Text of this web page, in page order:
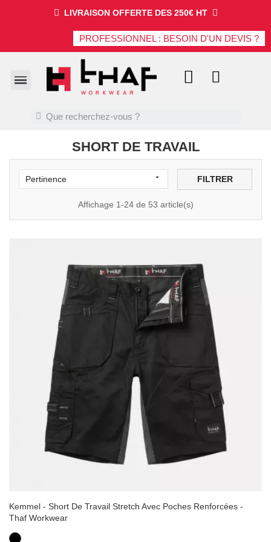
LIVRAISON OFFERTE DES 250€ HT
PROFESSIONNEL : BESOIN D'UN DEVIS ?
SHORT DE TRAVAIL
Pertinence  FILTRER
Affichage 1-24 de 53 article(s)
Kemmel - Short De Travail Stretch Avec Poches Renforcées -
Thaf Workwear
Noir